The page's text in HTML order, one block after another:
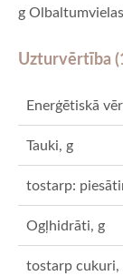
g
Uzturvērtība
Enerģētiskā
Tauki, g
tostarp:
Ogļhidrāti, g
tostarp cukuri,